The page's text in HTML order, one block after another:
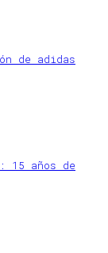
de adidas
15 años de